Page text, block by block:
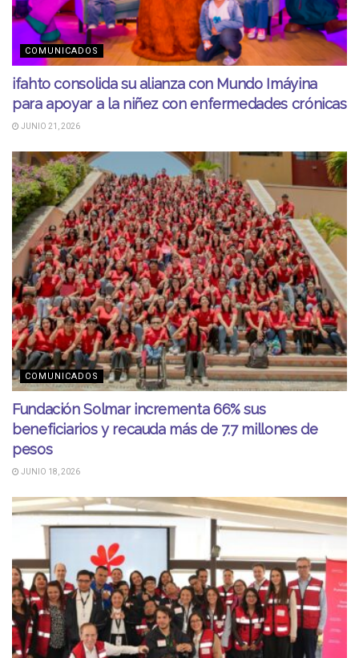
COMUNICADOS
ifahto consolida su alianza con Mundo Imáyina
para apoyar a la niñez con enfermedades crónicas
JUNIO 21, 2026
COMUNICADOS
Fundación Solmar incrementa 66% sus
beneficiarios y recauda más de 7.7 millones de
pesos
JUNIO 18, 2026